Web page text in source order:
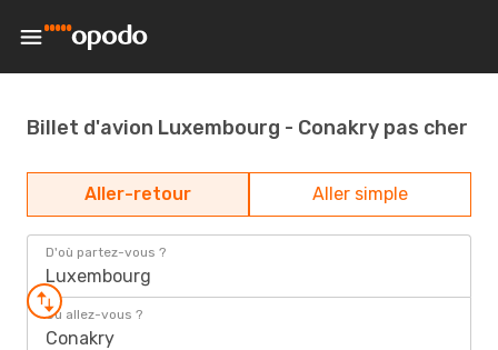
Billet d'avion Luxembourg - Conakry pas cher
Aller-retour Aller simple
D'où partez-vous ?
Luxembourg
Où allez-vous ?
Conakry